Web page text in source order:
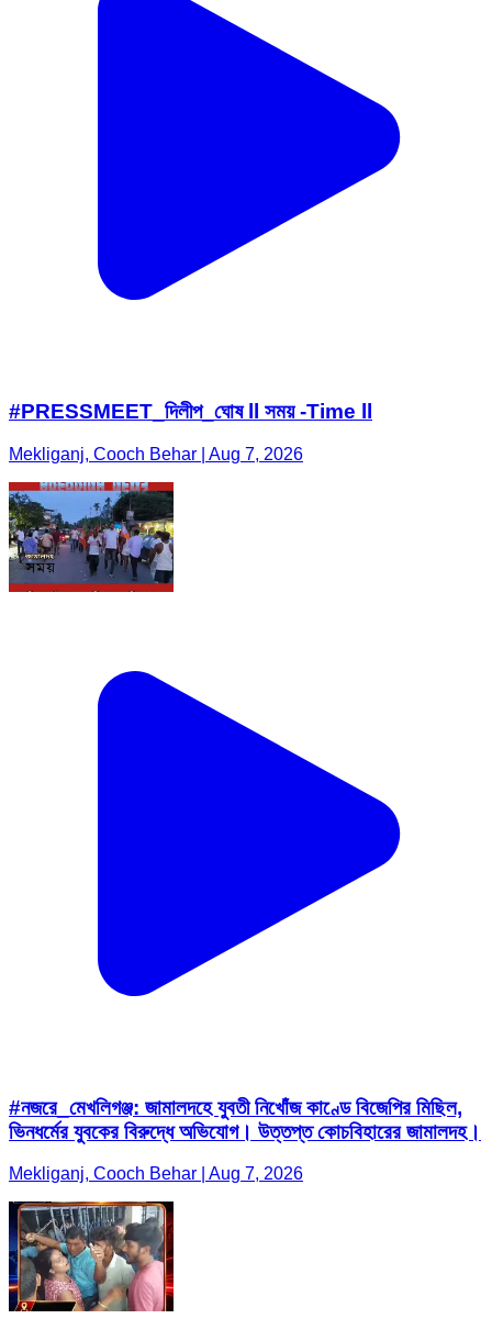
#PRESSMEET_দিলীপ_ঘোষ ll সময় -Time ll
Mekliganj, Cooch Behar | Aug 7, 2026
#নজরে_মেখলিগঞ্জ: জামালদহে যুবতী নিখোঁজ কাণ্ডে বিজেপির মিছিল,
ভিনধর্মের যুবকের বিরুদ্ধে অভিযোগ। উত্তপ্ত কোচবিহারের জামালদহ।
Mekliganj, Cooch Behar | Aug 7, 2026